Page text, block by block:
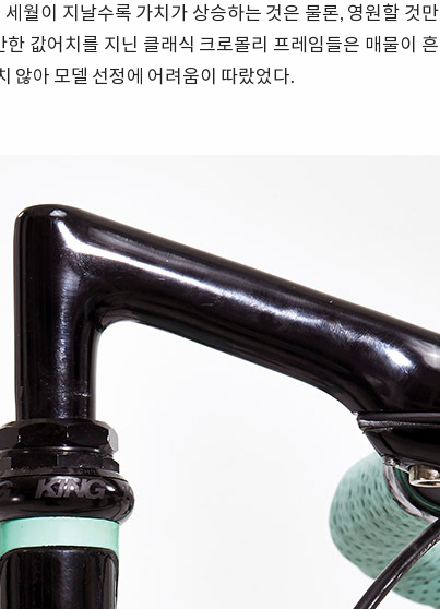
월이 지날수록 가치가 상승하는 것은 물론, 영원할 것만
값어치를 지닌 클래식 크로몰리 프레임들은 매물이 흔
않아 모델 선정에 어려움이 따랐었다.